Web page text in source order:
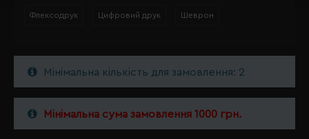
Флексодрук Цифровий друк Шеврон
Мінімальна кількість для замовлення: 2
Мінімальна сума замовлення 1000 грн.